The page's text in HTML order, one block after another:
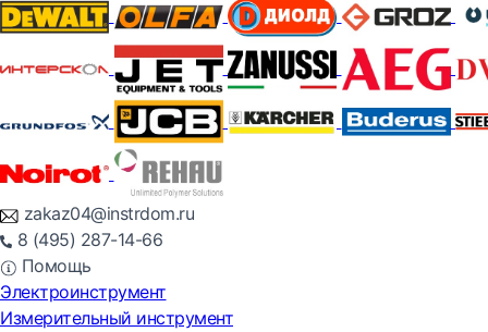
zakaz04@instrdom.ru
8 (495) 287-14-66
Помощь
Электроинструмент
Измерительный инструмент